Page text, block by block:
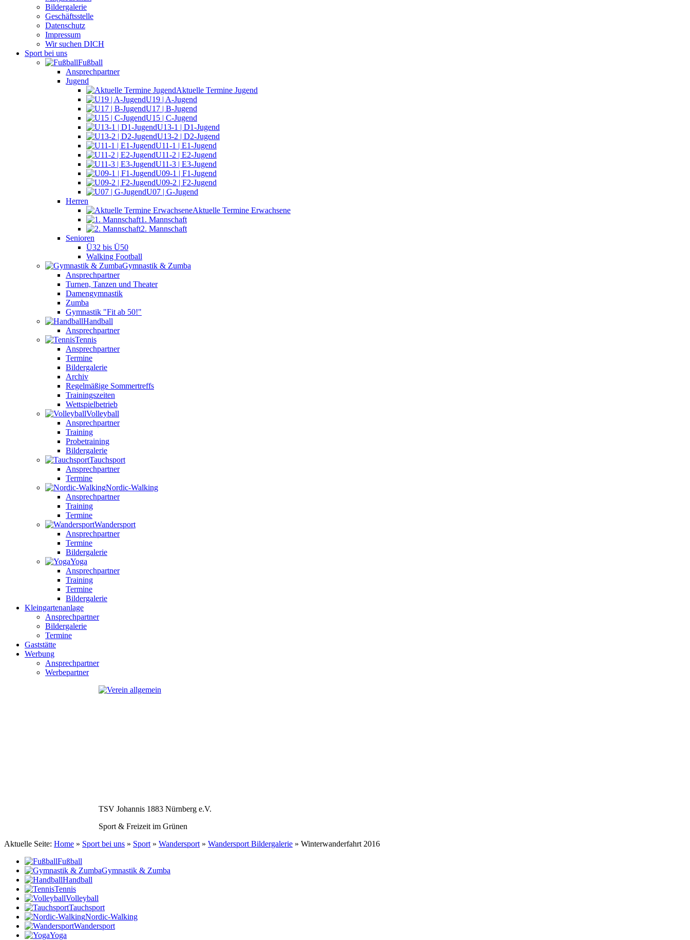
Bildergalerie
Geschäftsstelle
Datenschutz
Impressum
Wir suchen DICH
Sport bei uns
Fußball
Ansprechpartner
Jugend
Aktuelle Termine Jugend
U19 | A-Jugend
U17 | B-Jugend
U15 | C-Jugend
U13-1 | D1-Jugend
U13-2 | D2-Jugend
U11-1 | E1-Jugend
U11-2 | E2-Jugend
U11-3 | E3-Jugend
U09-1 | F1-Jugend
U09-2 | F2-Jugend
U07 | G-Jugend
Herren
Aktuelle Termine Erwachsene
1. Mannschaft
2. Mannschaft
Senioren
Ü32 bis Ü50
Walking Football
Gymnastik & Zumba
Ansprechpartner
Turnen, Tanzen und Theater
Damengymnastik
Zumba
Gymnastik "Fit ab 50!"
Handball
Ansprechpartner
Tennis
Ansprechpartner
Termine
Bildergalerie
Archiv
Regelmäßige Sommertreffs
Trainingszeiten
Wettspielbetrieb
Volleyball
Ansprechpartner
Training
Probetraining
Bildergalerie
Tauchsport
Ansprechpartner
Termine
Nordic-Walking
Ansprechpartner
Training
Termine
Wandersport
Ansprechpartner
Termine
Bildergalerie
Yoga
Ansprechpartner
Training
Termine
Bildergalerie
Kleingartenanlage
Ansprechpartner
Bildergalerie
Termine
Gaststätte
Werbung
Ansprechpartner
Werbepartner
TSV Johannis 1883 Nürnberg e.V.
Sport & Freizeit im Grünen
Aktuelle Seite: Home » Sport bei uns » Sport » Wandersport » Wandersport Bildergalerie » Winterwanderfahrt 2016
Fußball
Gymnastik & Zumba
Handball
Tennis
Volleyball
Tauchsport
Nordic-Walking
Wandersport
Yoga